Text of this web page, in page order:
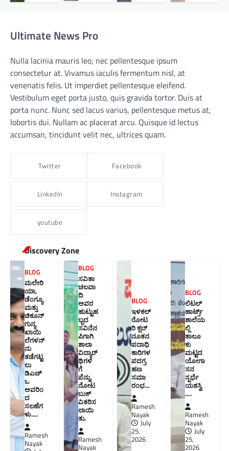
Ultimate News Pro
Nulla lacinia mauris leo, nec pellentesque ipsum
consectetur at. Vivamus iaculis fermentum nisl, at
venenatis felis. Ut imperdiet pellentesque eleifend.
Vestibulum eget porta justo, quis gravida tortor. Duis at
porta nunc. Nunc sed lacus varius, pellentesque metus at,
lobortis dui. Nullam ac placerat arcu. Quisque id lectus
accumsan, tincidunt velit nec, ultrices quam.
Twitter Facebook
LinkedIn Instagram
youtube
Discovery Zone
BLOG
ಮಲೇರಿ
ಯಾ,
ಡೆಂಗ್ಯೂ
ಮತ್ತು
ಚಿಕೂನ್
ಗುನ್ಯ
ಖಾಯಿ
ಲೆಗಳನ್
ನು
ತಡೆಗಟ್ಟ
ಲು
ಡಿಎಚ್‌
ಒ
ಅವರಿಂ
ದ
ಸಲಹೆಗ
ಳು….
Ramesh
Nayak
BLOG
ಸವಿತಾ
ಚಲವಾ
ದಿ
ಅವರ
ಹುಟ್ಟುಹ
ಬ್ಬದ
ಸವಿನೆನ
ಪಿಗಾಗಿ
ಶಾಲಾ
ವಿದ್ಯಾರ್
ಥಿಗಳಿ
ಗೆ
ಪೆನ್ನು,
ನೋಟ
ಬುಕ್
ವಿತರಿಸ
ಲಾಯಿ
ತು.
Ramesh
Nayak
BLOG
ಇಳಕಲ್
ರೋಟ
ರಿ ಕ್ಲಬ್
ನೂತನ‌
ಪದಾಧಿ
ಕಾರಿಗಳ
ಪದಗ್ರ
ಹಣ
ಸಮಾ
ರಂಭ…
Ramesh
Nayak
July
25,
2026
BLOG
ಲಿಟಲ್
ಹಾರ್ಟ್ಸ್
ಶಾಲೆಯ
ಲ್ಲಿ
ತಾಲೂ
ಕು
ಮಟ್ಟದ
ಯೋಗಾ
ಸನ
ಸ್ಪರ್ಧೆ
ಯಶಸ್ವಿ
….
Ramesh
Nayak
July
25,
2026